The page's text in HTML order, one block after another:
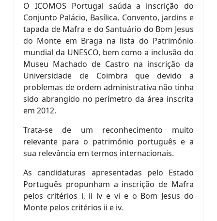
O ICOMOS Portugal saúda a inscrição do
Conjunto Palácio, Basílica, Convento, jardins e
tapada de Mafra e do Santuário do Bom Jesus
do Monte em Braga na lista do Património
mundial da UNESCO, bem como a inclusão do
Museu Machado de Castro na inscrição da
Universidade de Coimbra que devido a
problemas de ordem administrativa não tinha
sido abrangido no perímetro da área inscrita
em 2012.
Trata-se de um reconhecimento muito
relevante para o património português e a
sua relevância em termos internacionais.
As candidaturas apresentadas pelo Estado
Português propunham a inscrição de Mafra
pelos critérios i, ii iv e vi e o Bom Jesus do
Monte pelos critérios ii e iv.